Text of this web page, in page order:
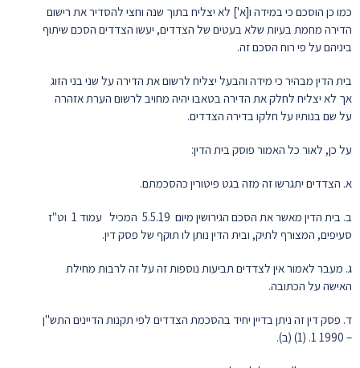
כמו כן הוסכם כי במידה ו[א'] לא יצליח בתוך שנה וחצי להסדיר את רישום
הדירה מחמת בעיות שלא בעטים של הצדדים, יעשו הצדדים הסכם שיתוף
ביניהם על פי רוח הסכם זה.
בית הדין מבהיר כי מידה והבעל יצליח לרשום את הדירה על שני בני הזוג
אך לא יצליח לחלק את הדירה בטאבו יהיה מחויב לרשום הערת אזהרה
על שם בנותיו על חלקו בדירה הצדדים.
על כן, לאור כל האמור פוסק בית הדין:
א. הצדדים יתגרשו זה מזה בגט פיטורין כהסכמתם.
ב. בית הדין מאשר את הסכם הגירושין מיום 5.5.19 המכיל עמוד 1 וט"ז
סעיפים, המצורף לתיק, ובית הדין נותן לו תוקף של פסק דין.
ג. מעבר לאמור אין לצדדים תביעות נוספות זה על זה לרבות מחילת
האישה על הכתובה.
ד. פסק דין זה ניתן בדיין יחיד בהסכמת הצדדים לפי תקנות הדיינים התש"ן
– 1990 1. (1) (ב).